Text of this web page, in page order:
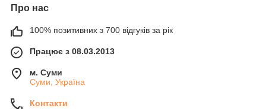
Про нас
100% позитивних з 700 відгуків за рік
Працює з 08.03.2013
м. Суми
Суми, Україна
Контакти